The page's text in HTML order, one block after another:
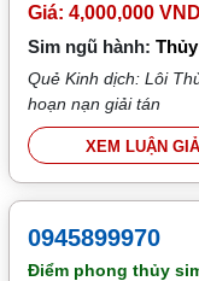
Giá: 4,000,000 VND
Sim ngũ hành:Thủy
Quẻ Kinh dịch: Lôi
hoạn nạn giải tán
XEM LUẬN
0945899970
Điểm phong thủy